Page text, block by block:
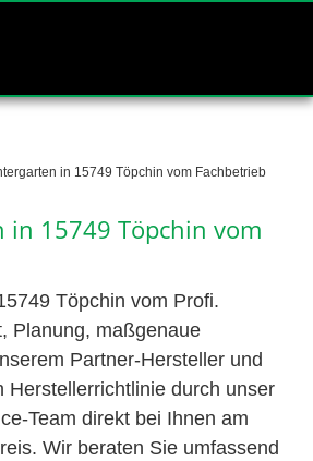
in 15749 Töpchin vom Fachbetrieb
in 15749 Töpchin vom
Töpchin vom Profi.
Planung, maßgenaue
Partner-Hersteller und
Herstellerrichtlinie durch unser
Team direkt bei Ihnen am
Wir beraten Sie umfassend